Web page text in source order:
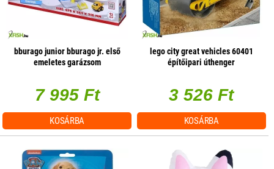
bburago junior bburago jr. első
emeletes garázsom
7 995 Ft
KOSÁRBA
lego city great vehicles 60401
építőipari úthenger
3 526 Ft
KOSÁRBA